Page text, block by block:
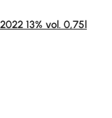
5 Sternen
13% vol. 0,75l